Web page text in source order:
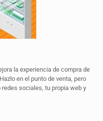
la experiencia de compra de
en el punto de venta, pero
sociales, tu propia web y